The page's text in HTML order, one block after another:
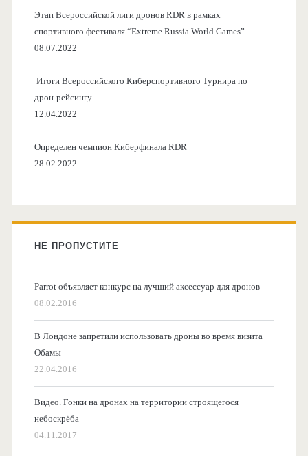
Этап Всероссийской лиги дронов RDR в рамках
спортивного фестиваля “Extreme Russia World Games”
08.07.2022
Итоги Всероссийского Киберспортивного Турнира по
дрон-рейсингу
12.04.2022
Определен чемпион Киберфинала RDR
28.02.2022
НЕ ПРОПУСТИТЕ
Parrot объявляет конкурс на лучший аксессуар для дронов
08.02.2016
В Лондоне запретили использовать дроны во время визита
Обамы
22.04.2016
Видео. Гонки на дронах на территории строящегося
небоскрёба
04.11.2017